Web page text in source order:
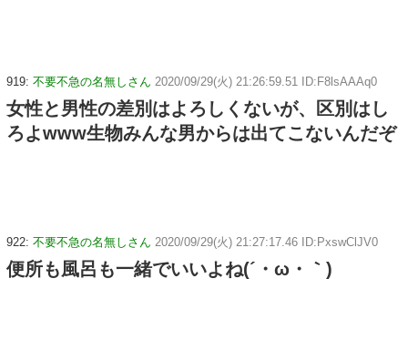
919: 不要不急の名無しさん 2020/09/29(火) 21:26:59.51 ID:F8lsAAAq0
女性と男性の差別はよろしくないが、区別はし
ろよwww生物みんな男からは出てこないんだぞ
922: 不要不急の名無しさん 2020/09/29(火) 21:27:17.46 ID:PxswClJV0
便所も風呂も一緒でいいよね(´・ω・｀)